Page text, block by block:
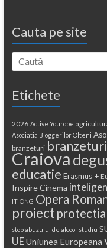
Cauta pe site
Etichete
2026 Active Yourope
Asociatia Bloggerilor Olteni
branzeturi
Craiova
educatie Erasmus +
Inspire Cinema
IT ONG Opera
proiect
stop abuzului de alcool studiu
UEUniunea Europeana